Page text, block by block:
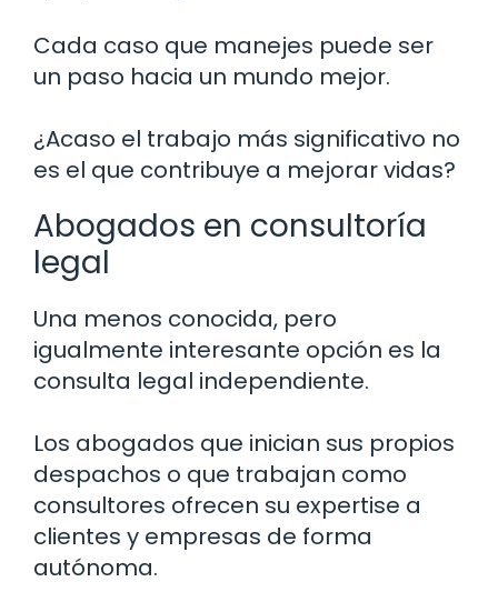
Cada caso que manejes puede ser
un paso hacia un mundo mejor.
¿Acaso el trabajo más significativo no
es el que contribuye a mejorar vidas?
Abogados en consultoría
legal
Una menos conocida, pero
igualmente interesante opción es la
consulta legal independiente.
Los abogados que inician sus propios
despachos o que trabajan como
consultores ofrecen su expertise a
clientes y empresas de forma
autónoma.